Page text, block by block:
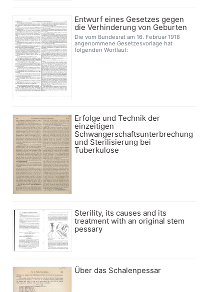
Entwurf eines Gesetzes gegen
die Verhinderung von Geburten
Die vom Bundesrat am 16. Februar 1918
angenommene Gesetzesvorlage hat
folgenden Wortlaut:
Erfolge und Technik der
einzeitigen
Schwangerschaftsunterbrechung
und Sterilisierung bei
Tuberkulose
Sterility, its causes and its
treatment with an original stem
pessary
Über das Schalenpessar